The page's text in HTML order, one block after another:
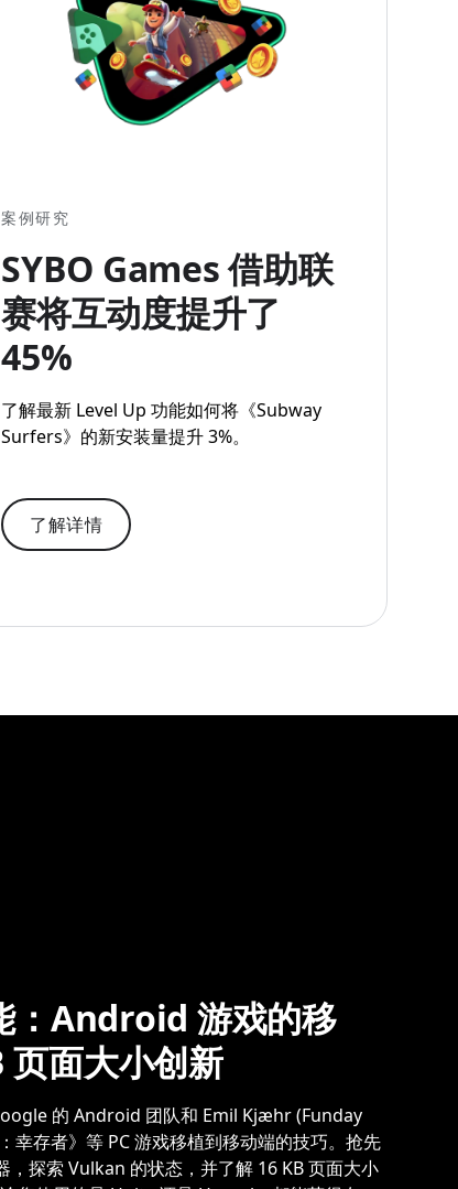
案例研究
SYBO Games 借助联
赛将互动度提升了
45%
了解最新 Level Up 功能如何将《Subway
Surfers》的新安装量提升 3%。
了解详情
：Android 游戏的移
页面大小创新
的 Android 团队和 Emil Kjæhr (Funday
幸存者》等 PC 游戏移植到移动端的技巧。抢先
，探索 Vulkan 的状态，并了解 16 KB 页面大小